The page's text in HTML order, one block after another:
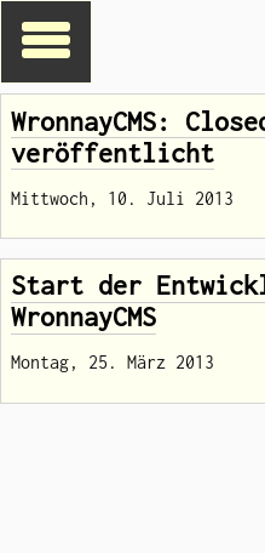
WronnayCMS:
veröffentlicht
Mittwoch, 10. Juli 2013
Start der
WronnayCMS
Montag, 25. März 2013